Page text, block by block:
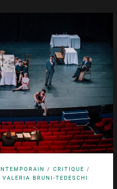
/ CRITIQUE /
VALERIA BRUNI-TEDESCHI